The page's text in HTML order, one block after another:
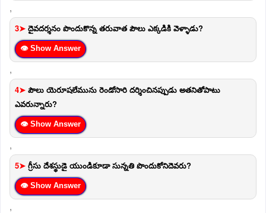
,
3➤ దైవదర్శనం పొందుకొన్న తరువాత పౌలు ఎక్కడికి వెళ్ళాడు?
👁 Show Answer
,
4➤ పౌలు యెరూషలేమును రెండోసారి దర్శించినప్పుడు అతనితోపాటు
ఎవరున్నారు?
👁 Show Answer
,
5➤ గ్రీసు దేశస్థుడై యుండికూడా సున్నతి పొందుకోనిదెవరు?
👁 Show Answer
,